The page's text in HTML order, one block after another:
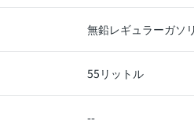
無鉛レギュラーガソ
55リットル
--